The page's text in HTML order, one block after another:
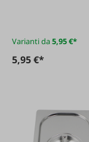
Varianti da5,95 €*
5,95 €*